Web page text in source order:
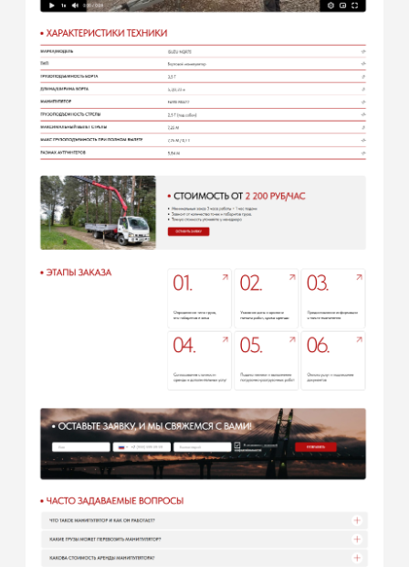
конкурентов. Сделан в современном
стиле. Продумано удобство
считывания всей информации для
первые заявки после запуска.